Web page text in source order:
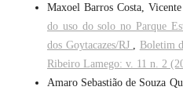
Maxoel Barros Costa,
do uso do solo no Parque
dos Goytacazes/RJ
Boletim
Ribeiro Lamego: v. 11 n. 2
Amaro Sebastião de Souza